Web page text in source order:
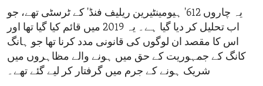
یہ چاروں 612' ہیومینٹیرین ریلیف فنڈ' کے ٹرسٹی تھے، جو
اب تحلیل کر دیا گیا ہے۔ یہ 2019 میں قائم کیا گیا تھا اور
اس کا مقصد ان لوگوں کی قانونی مدد کرنا تھا جو ہانگ
کانگ کے جمہوریت کے حق میں ہونے والے مظاہروں میں
شریک ہونے کے جرم میں گرفتار کر لیے گئے تھے۔